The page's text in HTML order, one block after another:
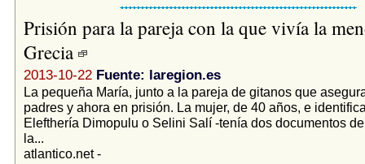
Prisión para la pareja con la que vivía la
Grecia
2013-10-22 Fuente: laregion.es
La pequeña María, junto a la pareja de gitanos que
padres y ahora en prisión. La mujer, de 40 años, e
Elefthería Dimopulu o Selini Salí -tenía dos documentos
la...
atlantico.net -